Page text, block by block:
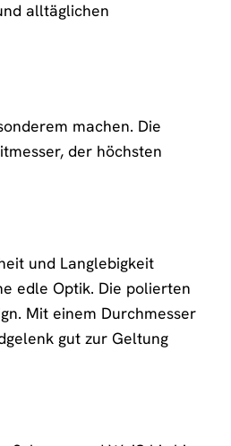
alltäglichen
machen. Die
der höchsten
und Langlebigkeit
edle Optik. Die polierten
Mit einem Durchmesser
gut zur Geltung